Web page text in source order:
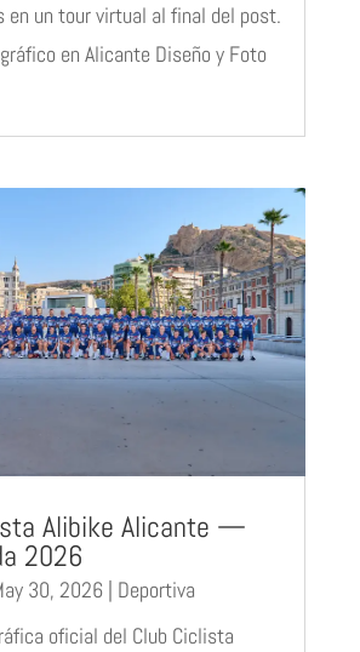
en un tour virtual al final del post.
en Alicante Diseño y Foto
Alibike Alicante —
2026
30, 2026| Deportiva
oficial del Club Ciclista